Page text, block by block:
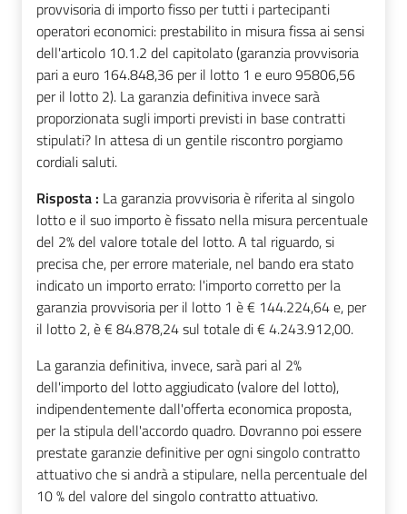
provvisoria di importo fisso per tutti i partecipanti
operatori economici: prestabilito in misura fissa ai sensi
dell'articolo 10.1.2 del capitolato (garanzia provvisoria
pari a euro 164.848,36 per il lotto 1 e euro 95806,56
per il lotto 2). La garanzia definitiva invece sarà
proporzionata sugli importi previsti in base contratti
stipulati? In attesa di un gentile riscontro porgiamo
cordiali saluti.
Risposta : La garanzia provvisoria è riferita al singolo
lotto e il suo importo è fissato nella misura percentuale
del 2% del valore totale del lotto. A tal riguardo, si
precisa che, per errore materiale, nel bando era stato
indicato un importo errato: l'importo corretto per la
garanzia provvisoria per il lotto 1 è € 144.224,64 e, per
il lotto 2, è € 84.878,24 sul totale di € 4.243.912,00.
La garanzia definitiva, invece, sarà pari al 2%
dell'importo del lotto aggiudicato (valore del lotto),
indipendentemente dall'offerta economica proposta,
per la stipula dell'accordo quadro. Dovranno poi essere
prestate garanzie definitive per ogni singolo contratto
attuativo che si andrà a stipulare, nella percentuale del
10 % del valore del singolo contratto attuativo.